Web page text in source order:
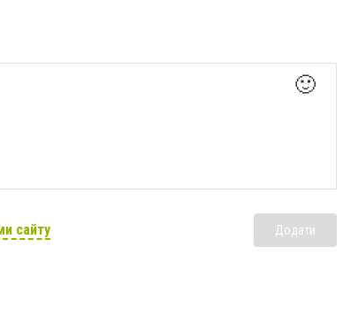
🙂
сайту Додати